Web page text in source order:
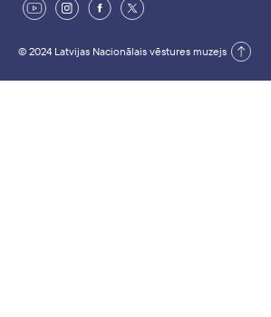
© 2024 Latvijas Nacionālais vēstures muzejs